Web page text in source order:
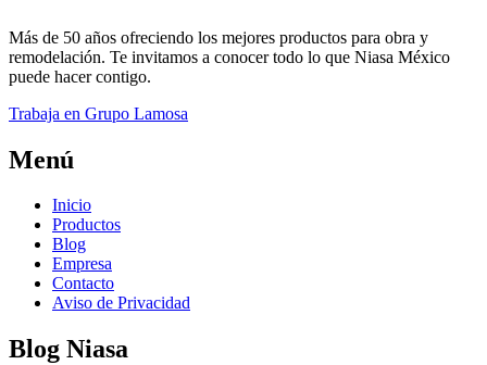
Más de 50 años ofreciendo los mejores productos para obra y
remodelación. Te invitamos a conocer todo lo que Niasa México
puede hacer contigo.
Trabaja en Grupo Lamosa
Menú
Inicio
Productos
Blog
Empresa
Contacto
Aviso de Privacidad
Blog Niasa